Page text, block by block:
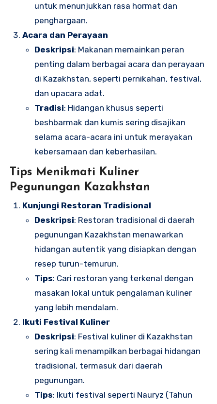
untuk menunjukkan rasa hormat dan
penghargaan.
Acara dan Perayaan
Deskripsi: Makanan memainkan peran
penting dalam berbagai acara dan perayaan
di Kazakhstan, seperti pernikahan, festival,
dan upacara adat.
Tradisi: Hidangan khusus seperti
beshbarmak dan kumis sering disajikan
selama acara-acara ini untuk merayakan
kebersamaan dan keberhasilan.
Tips Menikmati Kuliner
Pegunungan Kazakhstan
Kunjungi Restoran Tradisional
Deskripsi: Restoran tradisional di daerah
pegunungan Kazakhstan menawarkan
hidangan autentik yang disiapkan dengan
resep turun-temurun.
Tips: Cari restoran yang terkenal dengan
masakan lokal untuk pengalaman kuliner
yang lebih mendalam.
Ikuti Festival Kuliner
Deskripsi: Festival kuliner di Kazakhstan
sering kali menampilkan berbagai hidangan
tradisional, termasuk dari daerah
pegunungan.
Tips: Ikuti festival seperti Nauryz (Tahun